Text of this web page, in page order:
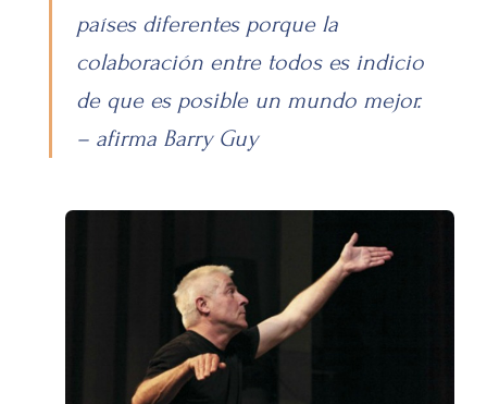
países diferentes porque la
colaboración entre todos es indicio
de que es posible un mundo mejor.
– afirma Barry Guy